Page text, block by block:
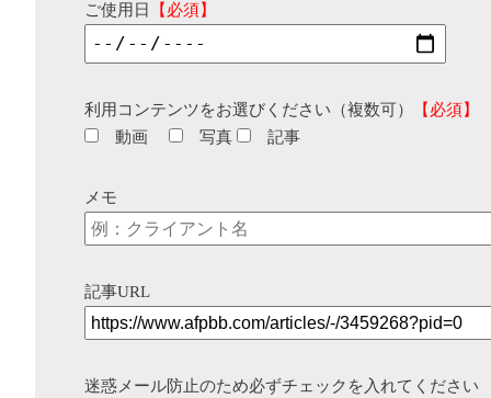
ご使用日 【必須】
利用コンテンツをお選びください（複数可）
【必須】
動画
写真 記事
メモ
記事URL
迷惑メール防止のため必ずチェックを入れてください